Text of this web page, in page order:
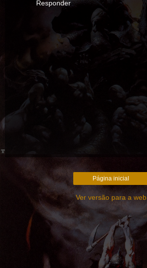
Responder
Página inicial
Ver versão para a web